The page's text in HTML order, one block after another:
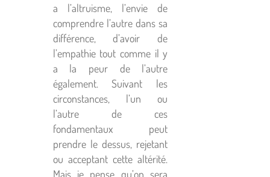
a l’altruisme, l’envie de
comprendre l’autre dans sa
différence, d’avoir de
l’empathie tout comme il y
a la peur de l’autre
également. Suivant les
circonstances, l’un ou
l’autre de ces
fondamentaux peut
prendre le dessus, rejetant
ou acceptant cette altérité.
Mais je pense qu’on sera